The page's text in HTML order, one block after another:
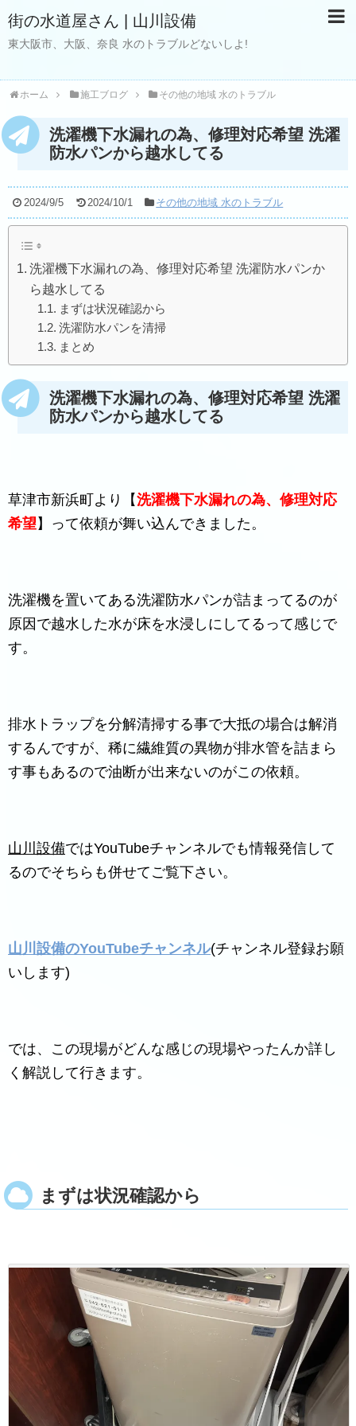
街の水道屋さん | 山川設備
東大阪市、大阪、奈良 水のトラブルどないしよ!
ホーム 施工ブログ その他の地域 水のトラブル
洗濯機下水漏れの為、修理対応希望 洗濯
防水パンから越水してる
2024/9/5 2024/10/1 その他の地域 水のトラブル
洗濯機下水漏れの為、修理対応希望 洗濯防水パンか
ら越水してる
まずは状況確認から
洗濯防水パンを清掃
まとめ
洗濯機下水漏れの為、修理対応希望 洗濯
防水パンから越水してる
草津市新浜町より【洗濯機下水漏れの為、修理対応
希望】って依頼が舞い込んできました。
洗濯機を置いてある洗濯防水パンが詰まってるのが
原因で越水した水が床を水浸しにしてるって感じで
す。
排水トラップを分解清掃する事で大抵の場合は解消
するんですが、稀に繊維質の異物が排水管を詰まら
す事もあるので油断が出来ないのがこの依頼。
山川設備ではYouTubeチャンネルでも情報発信して
るのでそちらも併せてご覧下さい。
山川設備のYouTubeチャンネル(チャンネル登録お願
いします)
では、この現場がどんな感じの現場やったんか詳し
く解説して行きます。
まずは状況確認から